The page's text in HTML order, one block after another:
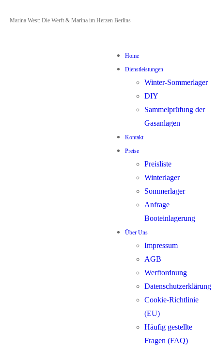
Zum
Menü
Schließen
Marina West: Die Werft & Marina im Herzen Berlins
Home
Dienstleistungen
Winter-Sommerlager
DIY
Sammelprüfung der
Gasanlagen
Kontakt
Preise
Preisliste
Winterlager
Sommerlager
Anfrage
Booteinlagerung
Über Uns
Impressum
AGB
Werftordnung
Datenschutzerklärung
Cookie-Richtlinie
(EU)
Häufig gestellte
Fragen (FAQ)